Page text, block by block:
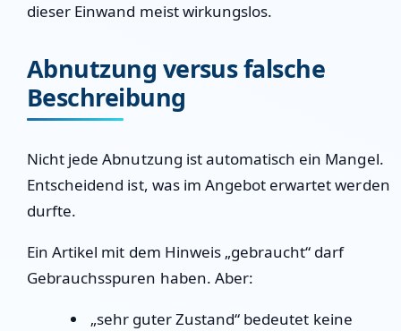
dieser Einwand meist wirkungslos.
Abnutzung versus falsche
Beschreibung
Nicht jede Abnutzung ist automatisch ein Mangel.
Entscheidend ist, was im Angebot erwartet werden
durfte.
Ein Artikel mit dem Hinweis „gebraucht“ darf
Gebrauchsspuren haben. Aber:
„sehr guter Zustand“ bedeutet keine